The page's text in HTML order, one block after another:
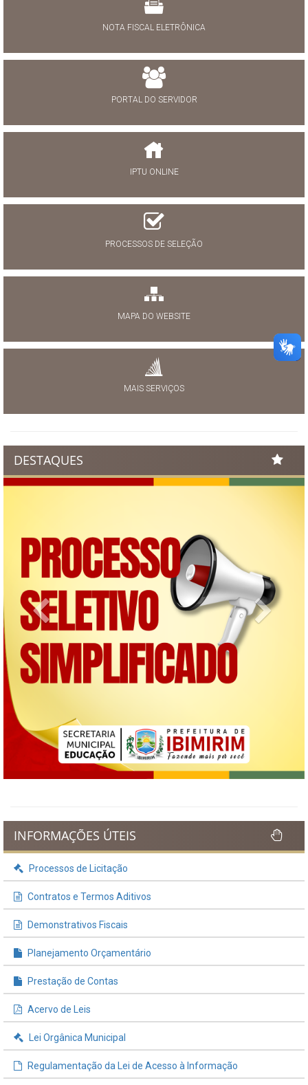
NOTA FISCAL ELETRÔNICA
PORTAL DO SERVIDOR
IPTU ONLINE
PROCESSOS DE SELEÇÃO
MAPA DO WEBSITE
MAIS SERVIÇOS
DESTAQUES
Previous Next
INFORMAÇÕES ÚTEIS
Processos de Licitação
Contratos e Termos Aditivos
Demonstrativos Fiscais
Planejamento Orçamentário
Prestação de Contas
Acervo de Leis
Lei Orgânica Municipal
Regulamentação da Lei de Acesso à Informação